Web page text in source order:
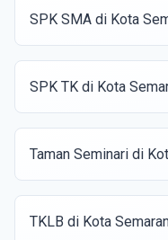
SPK SMA di Kota
SPK TK di Kota
Taman Seminari di
TKLB di Kota